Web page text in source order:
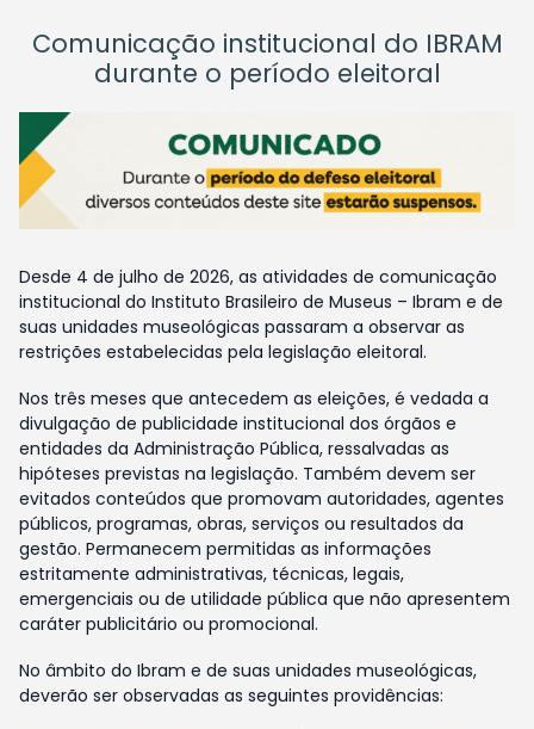
Comunicação institucional do IBRAM
durante o período eleitoral
Desde 4 de julho de 2026, as atividades de comunicação
institucional do Instituto Brasileiro de Museus – Ibram e de
suas unidades museológicas passaram a observar as
restrições estabelecidas pela legislação eleitoral.
Nos três meses que antecedem as eleições, é vedada a
divulgação de publicidade institucional dos órgãos e
entidades da Administração Pública, ressalvadas as
hipóteses previstas na legislação. Também devem ser
evitados conteúdos que promovam autoridades, agentes
públicos, programas, obras, serviços ou resultados da
gestão. Permanecem permitidas as informações
estritamente administrativas, técnicas, legais,
emergenciais ou de utilidade pública que não apresentem
caráter publicitário ou promocional.
No âmbito do Ibram e de suas unidades museológicas,
deverão ser observadas as seguintes providências: